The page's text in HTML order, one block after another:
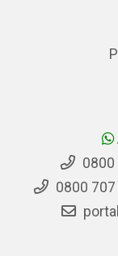
0800
0800